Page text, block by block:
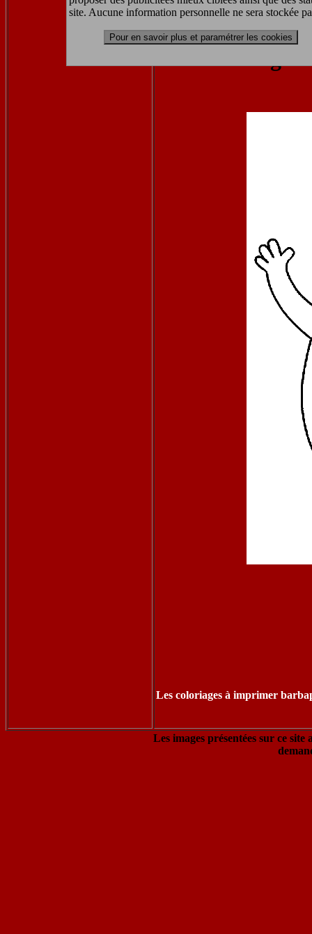
site. Aucune information personnelle ne sera stockée
Pour en savoir plus et paramétrer les cookies
coloriage
Les coloriages à imprimer
Les images présentées sur ce